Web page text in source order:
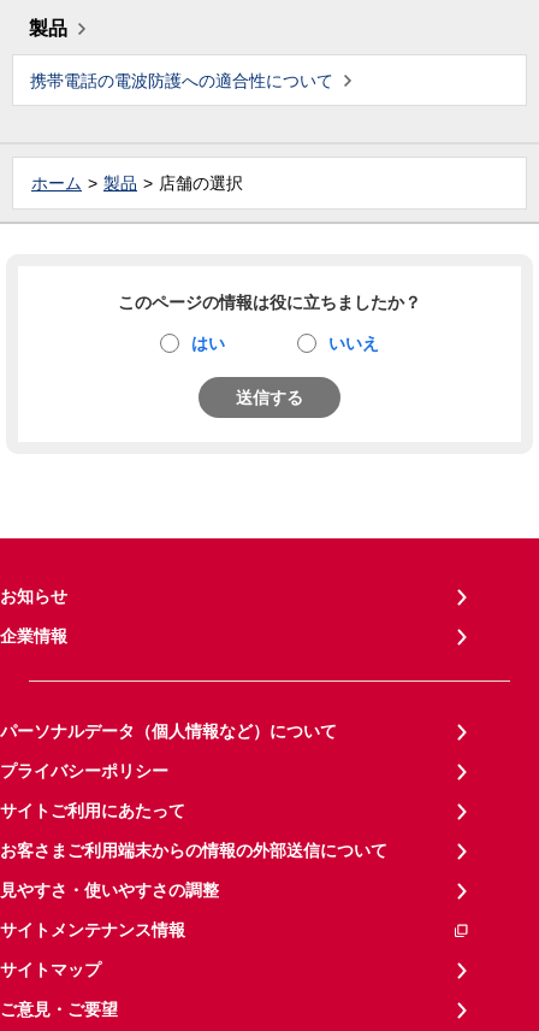
製品
携帯電話の電波防護への適合性について
ホーム 製品 店舗の選択
このページの情報は役に立ちましたか？
はい いいえ
送信する
お知らせ
企業情報
パーソナルデータ（個人情報など）について
プライバシーポリシー
サイトご利用にあたって
お客さまご利用端末からの情報の外部送信について
見やすさ・使いやすさの調整
サイトメンテナンス情報
サイトマップ
ご意見・ご要望